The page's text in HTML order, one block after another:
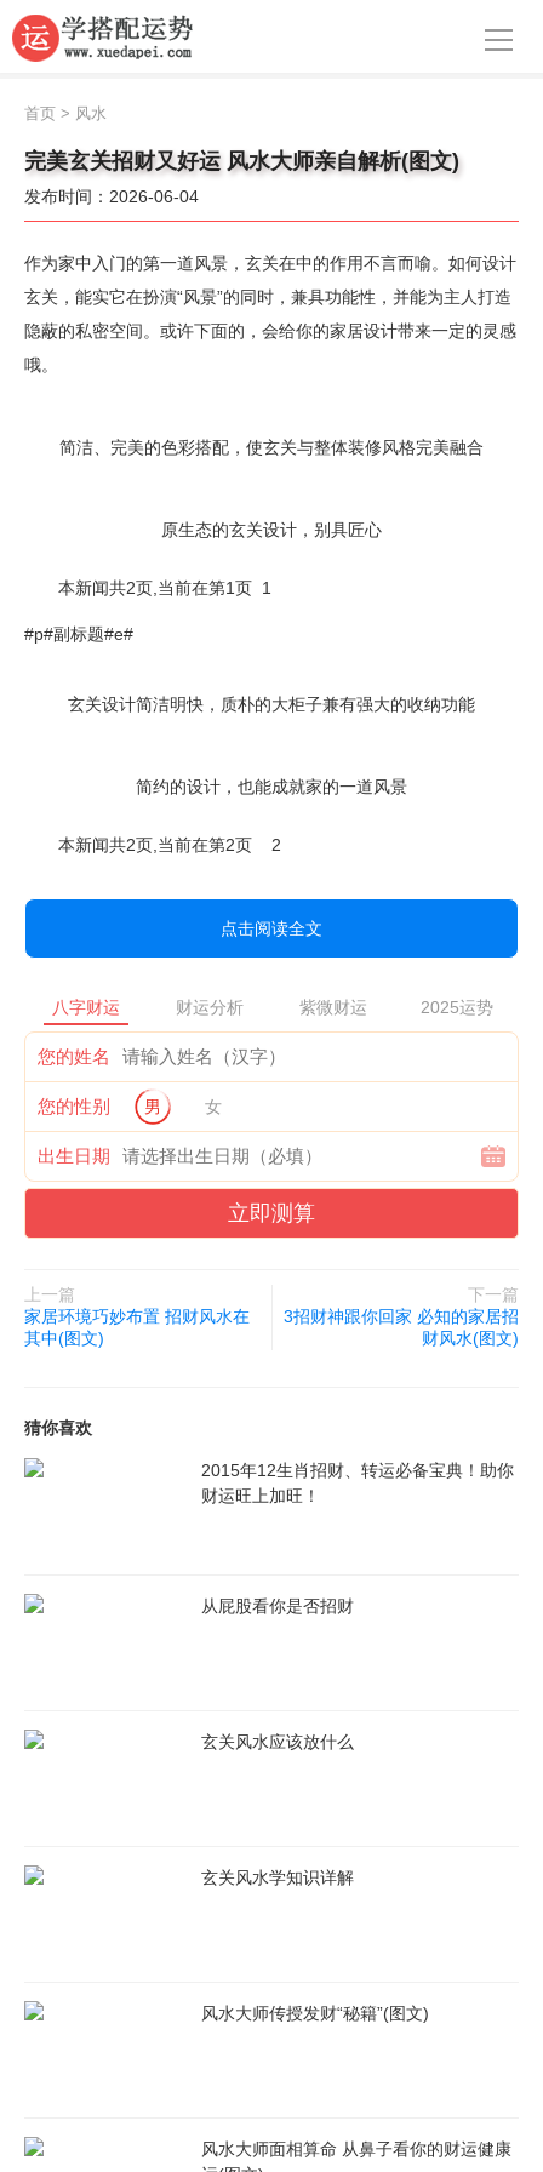
导航
周公解梦
生肖运势
八字算命
风水
首页 > 风水
完美玄关招财又好运 风水大师亲自解析(图文)
发布时间：2026-06-04
作为家中入门的第一道风景，玄关在中的作用不言而喻。如何设计
玄关，能实它在扮演“风景”的同时，兼具功能性，并能为主人打造
隐蔽的私密空间。或许下面的，会给你的家居设计带来一定的灵感
哦。
简洁、完美的色彩搭配，使玄关与整体装修风格完美融合
原生态的玄关设计，别具匠心
本新闻共2页,当前在第1页 1
#p#副标题#e#
玄关设计简洁明快，质朴的大柜子兼有强大的收纳功能
简约的设计，也能成就家的一道风景
本新闻共2页,当前在第2页 2
点击阅读全文
八字财运 财运分析 紫微财运 2025运势
您的姓名
您的性别 男 女
出生日期
立即测算
上一篇
家居环境巧妙布置 招财风水在
其中(图文)
下一篇
3招财神跟你回家 必知的家居招
财风水(图文)
猜你喜欢
2015年12生肖招财、转运必备宝典！助你
财运旺上加旺！
从屁股看你是否招财
玄关风水应该放什么
玄关风水学知识详解
风水大师传授发财“秘籍”(图文)
风水大师面相算命 从鼻子看你的财运健康